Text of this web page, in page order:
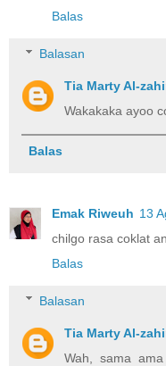
Balas
Balasan
Tia Marty Al-
Wakakaka ayoo
Balas
Emak Riweuh 13
chilgo rasa coklat
Balas
Balasan
Tia Marty Al-
Wah, sama